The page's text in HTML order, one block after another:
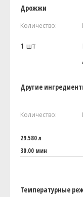
Дрожжи
Количество:
1 шт
Другие
Количество:
29.580 л
30.00 мин
Температурные